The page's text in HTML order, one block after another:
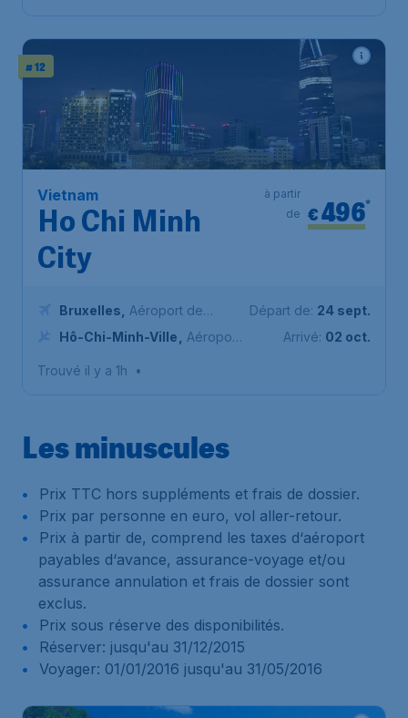
# 12
Vietnam
Ho Chi Minh
City
€496*
à partir
de
Bruxelles
Aéroport de
Bruxelles-National
Hô-Chi-Minh-Ville
Aéroport
Départ de: 24 sept.
Arrivé: 02 oct.
Trouvé il y a 1h •
Les minuscules
Prix TTC hors suppléments et frais de dossier.
Prix par personne en euro, vol aller-retour.
Prix à partir de, comprend les taxes d‘aéroport
payables d‘avance, assurance-voyage et/ou
assurance annulation et frais de dossier sont
exclus.
Prix sous réserve des disponibilités.
Réserver: jusqu'au 31/12/2015
Voyager: 01/01/2016 jusqu'au 31/05/2016